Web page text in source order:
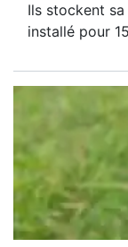
Ils stockent
installé pour